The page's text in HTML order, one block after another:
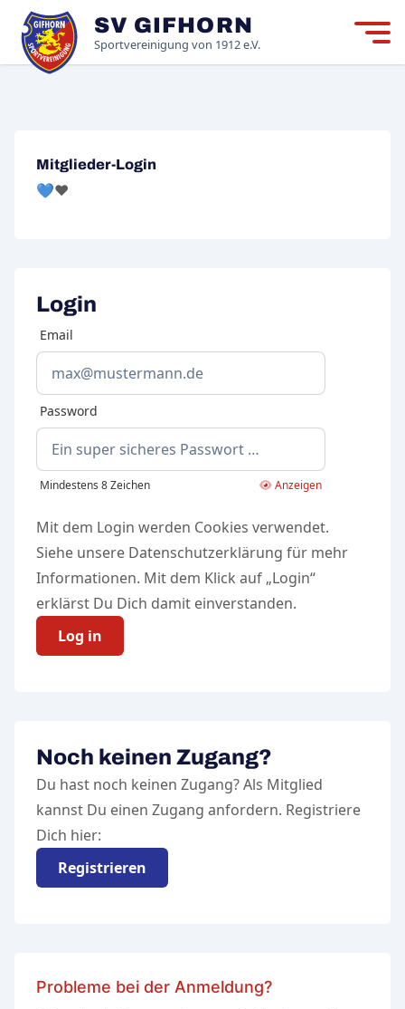
SV GIFHORN
Sportvereinigung von 1912 e.V.
Mitgliedschaft
Mitglieder-Login
💙❤️
Login
Email
Password
Mindestens 8 Zeichen Anzeigen
Mit dem Login werden Cookies verwendet.
Siehe unsere Datenschutzerklärung für mehr
Informationen. Mit dem Klick auf „Login“
erklärst Du Dich damit einverstanden.
Log in
Noch keinen Zugang?
Du hast noch keinen Zugang? Als Mitglied
kannst Du einen Zugang anfordern. Registriere
Dich hier:
Registrieren
Probleme bei der Anmeldung?